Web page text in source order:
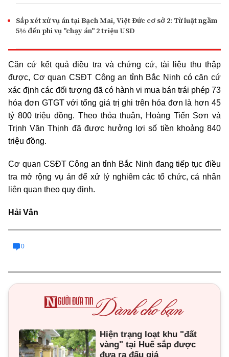
Sắp xét xử vụ án tại Bạch Mai, Việt Đức cơ sở 2: Từ luật ngầm
5% đến phi vụ "chạy án" 2 triệu USD
Căn cứ kết quả điều tra và chứng cứ, tài liệu thu thập
được, Cơ quan CSĐT Công an tỉnh Bắc Ninh có căn cứ
xác định các đối tượng đã có hành vi mua bán trái phép 73
hóa đơn GTGT với tổng giá trị ghi trên hóa đơn là hơn 45
tỷ 800 triệu đồng. Theo thỏa thuận, Hoàng Tiến Sơn và
Trịnh Văn Thịnh đã được hưởng lợi số tiền khoảng 840
triệu đồng.
Cơ quan CSĐT Công an tỉnh Bắc Ninh đang tiếp tục điều
tra mở rộng vụ án để xử lý nghiêm các tổ chức, cá nhân
liên quan theo quy định.
Hải Vân
0
Hiện trạng loạt khu "đất
vàng" tại Huế sắp được
đưa ra đấu giá